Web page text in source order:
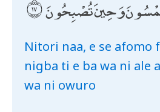
تُمْسُونَ وَحِينَ تُصْبِحُونَ
Nitori naa, e se afomo
nigba ti e ba wa ni ale
wa ni owuro